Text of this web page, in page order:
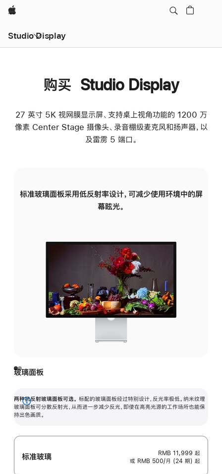
Apple
Studio Display
购买 Studio Display
27 英寸 5K 视网膜显示屏、支持桌上视角功能的 1200 万
像素 Center Stage 摄像头、录音棚级麦克风和扬声器，以
及雷雳 5 端口。
标准玻璃面板采用低反射率设计，可减少使用环境中的屏
幕眩光。
玻璃面板
两种抗反射玻璃面板可选。 标配的玻璃面板经过特别设计，反光率极低。纳米纹理
玻璃面板可分散反射光，从而进一步减少反光，即使在高亮光源的工作场所也能保
持出色画质。
展
开
标准玻璃 RMB 11,999 起
或 RMB 500/月 (24 期) 起